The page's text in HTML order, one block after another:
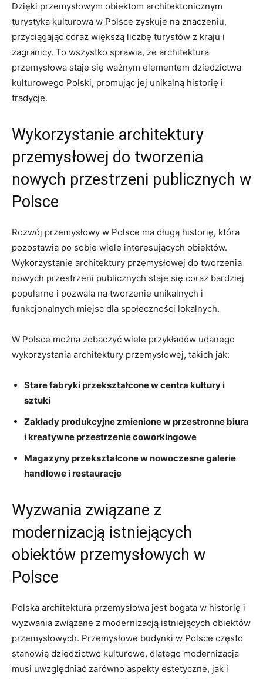
Dzięki przemysłowym obiektom architektonicznym
turystyka kulturowa w Polsce zyskuje na znaczeniu,
przyciągając coraz większą liczbę turystów z kraju i
zagranicy. To wszystko sprawia, że architektura
przemysłowa staje się ważnym elementem dziedzictwa
kulturowego Polski, promując jej unikalną historię i
tradycje.
Wykorzystanie architektury
przemysłowej do tworzenia
nowych przestrzeni publicznych w
Polsce
Rozwój przemysłowy w Polsce ma długą historię, która
pozostawia po sobie wiele interesujących obiektów.
Wykorzystanie architektury przemysłowej do tworzenia
nowych przestrzeni publicznych staje się coraz bardziej
popularne i pozwala na tworzenie unikalnych i
funkcjonalnych miejsc dla społeczności lokalnych.
W Polsce można zobaczyć wiele przykładów udanego
wykorzystania architektury przemysłowej, takich jak:
Stare fabryki przekształcone w centra kultury i
sztuki
Zakłady produkcyjne zmienione w przestronne biura
i kreatywne przestrzenie coworkingowe
Magazyny przekształcone w nowoczesne galerie
handlowe i restauracje
Wyzwania związane z
modernizacją istniejących
obiektów przemysłowych w
Polsce
Polska architektura przemysłowa jest bogata w historię i
wyzwania związane z modernizacją istniejących obiektów
przemysłowych. Przemysłowe budynki w Polsce często
stanowią dziedzictwo kulturowe, dlatego modernizacja
musi uwzględniać zarówno aspekty estetyczne, jak i